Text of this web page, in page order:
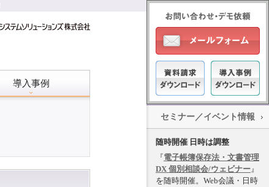
導入事例
セミナー／イベント情報
随時開催 日時は調整
『電子帳簿保存法・文書管理
DX 個別相談会/ウェビナー』
を随時開催。Web会議・日時